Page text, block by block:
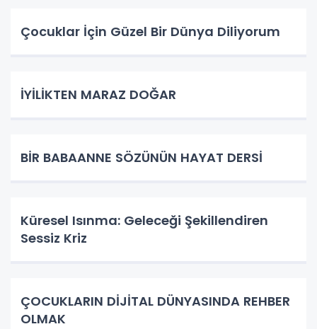
Çocuklar İçin Güzel Bir Dünya Diliyorum
İYİLİKTEN MARAZ DOĞAR
BİR BABAANNE SÖZÜNÜN HAYAT DERSİ
Küresel Isınma: Geleceği Şekillendiren
Sessiz Kriz
ÇOCUKLARIN DİJİTAL DÜNYASINDA REHBER
OLMAK